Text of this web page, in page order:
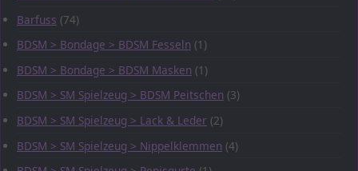
Barfuss (74)
BDSM > Bondage > BDSM Fesseln (1)
BDSM > Bondage > BDSM Masken (1)
BDSM > SM Spielzeug > BDSM Peitschen (3)
BDSM > SM Spielzeug > Lack & Leder (2)
BDSM > SM Spielzeug > Nippelklemmen (4)